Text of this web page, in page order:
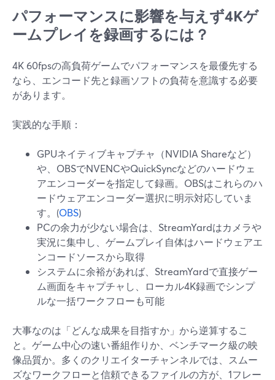
パフォーマンスに影響を与えず4Kゲ
ームプレイを録画するには？
4K 60fpsの高負荷ゲームでパフォーマンスを最優先する
なら、エンコード先と録画ソフトの負荷を意識する必要
があります。
実践的な手順：
GPUネイティブキャプチャ（NVIDIA Shareなど）
や、OBSでNVENCやQuickSyncなどのハードウェ
アエンコーダーを指定して録画。OBSはこれらのハ
ードウェアエンコーダー選択に明示対応していま
す。(OBS)
PCの余力が少ない場合は、StreamYardはカメラや
実況に集中し、ゲームプレイ自体はハードウェアエ
ンコードソースから取得
システムに余裕があれば、StreamYardで直接ゲー
ム画面をキャプチャし、ローカル4K録画でシンプ
ルな一括ワークフローも可能
大事なのは「どんな成果を目指すか」から逆算するこ
と。ゲーム中心の速い番組作りか、ベンチマーク級の映
像品質か。多くのクリエイターチャンネルでは、スムー
ズなワークフローと信頼できるファイルの方が、1フレー